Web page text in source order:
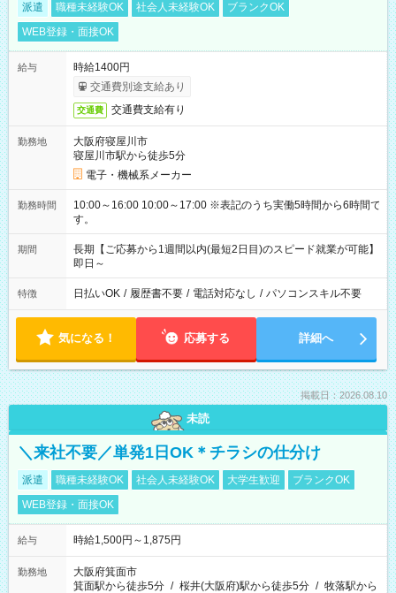
派遣 職種未経験OK 社会人未経験OK
ブランクOK
WEB登録・面接OK
給与
時給1400円
交通費別途支給あり
交通費 交通費支給有り
勤務地
大阪府寝屋川市
寝屋川市駅から徒歩5分
電子・機械系メーカー
勤務時間
10:00～16:00 10:00～17:00 ※表記のうち実働5時間から6時間で
す。
期間
長期【ご応募から1週間以内(最短2日目)のスピード就業が可能】
即日～
特徴 日払いOK / 履歴書不要 / 電話対応なし / パソコンスキル不要
気になる！ 応募する 詳細へ
掲載日：2026.08.10
未読
＼来社不要／単発1日OK＊チラシの仕分け
派遣 職種未経験OK 社会人未経験OK 大学生歓迎
ブランクOK
WEB登録・面接OK
給与 時給1,500円～1,875円
勤務地
大阪府箕面市
箕面駅から徒歩5分 / 桜井(大阪府)駅から徒歩5分 / 牧落駅から